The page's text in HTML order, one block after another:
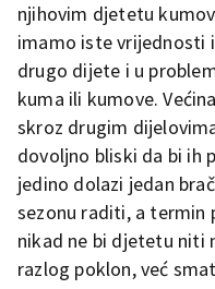
njihovim djetetu
imamo iste vrijednosti
drugo dijete i u
kuma ili kumove.
skroz drugim
dovoljno bliski da bi ih
jedino dolazi jedan
sezonu raditi, a termin
nikad ne bi djetetu niti
razlog poklon, već